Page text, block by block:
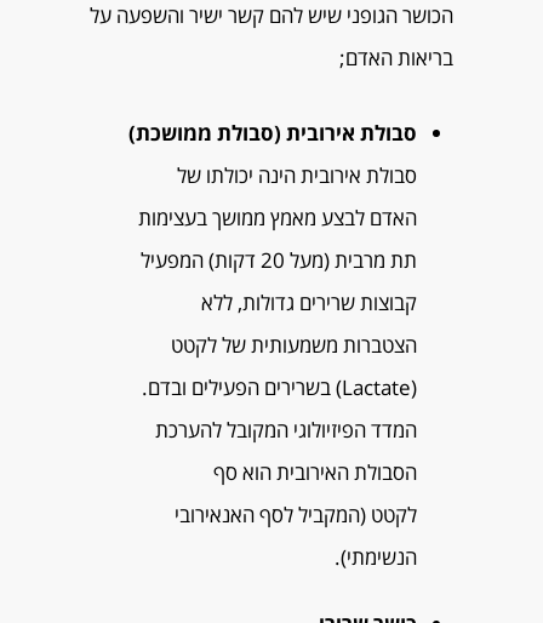
הכושר הגופני שיש להם קשר ישיר והשפעה על
בריאות האדם;
סבולת אירובית (סבולת ממושכת)
סבולת אירובית הינה יכולתו של
האדם לבצע מאמץ ממושך בעצימות
תת מרבית (מעל 20 דקות) המפעיל
קבוצות שרירים גדולות, ללא
הצטברות משמעותית של לקטט
(Lactate) בשרירים הפעילים ובדם.
המדד הפיזיולוגי המקובל להערכת
הסבולת האירובית הוא סף
לקטט (המקביל לסף האנאירובי
הנשימתי).